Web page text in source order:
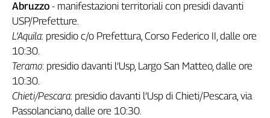
Easy
Inserti
Diffusa
InFlai
Le
Abruzzo - manifestazioni territoriali con presidi davanti
USP/Prefetture.
L’Aquila: presidio c/o Prefettura, Corso Federico II, dalle ore
10:30.
Teramo: presidio davanti l’Usp, Largo San Matteo, dalle ore
10:30.
Chieti/Pescara: presidio davanti l’Usp di Chieti/Pescara, via
Passolanciano, dalle ore 10:30.